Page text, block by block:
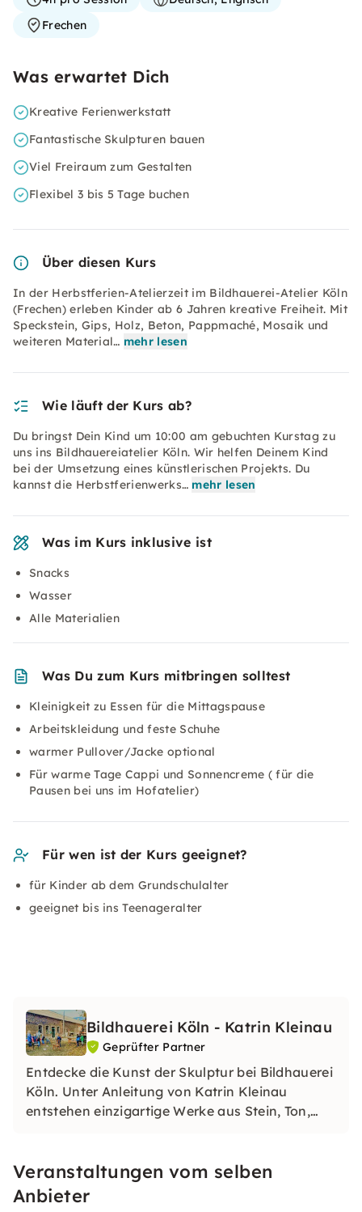
Frechen
Was erwartet Dich
Kreative Ferienwerkstatt
Fantastische Skulpturen bauen
Viel Freiraum zum Gestalten
Flexibel 3 bis 5 Tage buchen
Über diesen Kurs
In der Herbstferien-Atelierzeit im Bildhauerei-Atelier Köln
(Frechen) erleben Kinder ab 6 Jahren kreative Freiheit. Mit
Speckstein, Gips, Holz, Beton, Pappmaché, Mosaik und
weiteren Material… mehr lesen
Wie läuft der Kurs ab?
Du bringst Dein Kind um 10:00 am gebuchten Kurstag zu
uns ins Bildhauereiatelier Köln. Wir helfen Deinem Kind
bei der Umsetzung eines künstlerischen Projekts. Du
kannst die Herbstferienwerks… mehr lesen
Was im Kurs inklusive ist
Snacks
Wasser
Alle Materialien
Was Du zum Kurs mitbringen solltest
Kleinigkeit zu Essen für die Mittagspause
Arbeitskleidung und feste Schuhe
warmer Pullover/Jacke optional
Für warme Tage Cappi und Sonnencreme ( für die
Pausen bei uns im Hofatelier)
Für wen ist der Kurs geeignet?
für Kinder ab dem Grundschulalter
geeignet bis ins Teenageralter
Bildhauerei Köln - Katrin Kleinau
Geprüfter Partner
Entdecke die Kunst der Skulptur bei Bildhauerei
Köln. Unter Anleitung von Katrin Kleinau
entstehen einzigartige Werke aus Stein, Ton,
inspirierenden Atmosphäre.
Veranstaltungen vom selben
Anbieter